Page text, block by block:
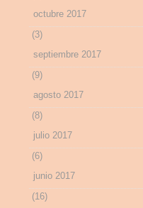
octubre 2017
(3)
septiembre 2017
(9)
agosto 2017
(8)
julio 2017
(6)
junio 2017
(16)